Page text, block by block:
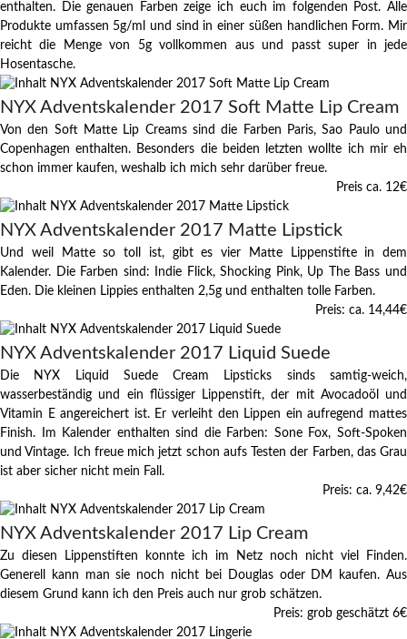
enthalten. Die genauen Farben zeige ich euch im folgenden Post. Alle
Produkte umfassen 5g/ml und sind in einer süßen handlichen Form. Mir
reicht die Menge von 5g vollkommen aus und passt super in jede
Hosentasche.
NYX Adventskalender 2017 Soft Matte Lip Cream
Von den Soft Matte Lip Creams sind die Farben Paris, Sao Paulo und
Copenhagen enthalten. Besonders die beiden letzten wollte ich mir eh
schon immer kaufen, weshalb ich mich sehr darüber freue.
Preis ca. 12€
NYX Adventskalender 2017 Matte Lipstick
Und weil Matte so toll ist, gibt es vier Matte Lippenstifte in dem
Kalender. Die Farben sind: Indie Flick, Shocking Pink, Up The Bass und
Eden. Die kleinen Lippies enthalten 2,5g und enthalten tolle Farben.
Preis: ca. 14,44€
NYX Adventskalender 2017 Liquid Suede
Die NYX Liquid Suede Cream Lipsticks sinds samtig-weich,
wasserbeständig und ein flüssiger Lippenstift, der mit Avocadoöl und
Vitamin E angereichert ist. Er verleiht den Lippen ein aufregend mattes
Finish. Im Kalender enthalten sind die Farben: Sone Fox, Soft-Spoken
und Vintage. Ich freue mich jetzt schon aufs Testen der Farben, das Grau
ist aber sicher nicht mein Fall.
Preis: ca. 9,42€
NYX Adventskalender 2017 Lip Cream
Zu diesen Lippenstiften konnte ich im Netz noch nicht viel Finden.
Generell kann man sie noch nicht bei Douglas oder DM kaufen. Aus
diesem Grund kann ich den Preis auch nur grob schätzen.
Preis: grob geschätzt 6€